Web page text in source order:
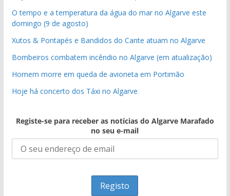
O tempo e a temperatura da água do mar no Algarve este
domingo (9 de agosto)
Xutos & Pontapés e Bandidos do Cante atuam no Algarve
Bombeiros combatem incêndio no Algarve (em atualização)
Homem morre em queda de avioneta em Portimão
Hoje há concerto dos Táxi no Algarve
Registe-se para receber as notícias do Algarve Marafado
no seu e-mail